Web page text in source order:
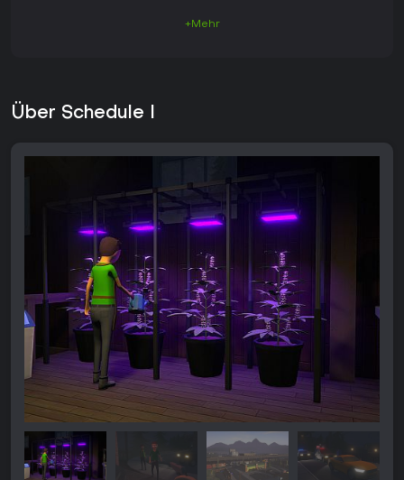
+Mehr
Über Schedule I